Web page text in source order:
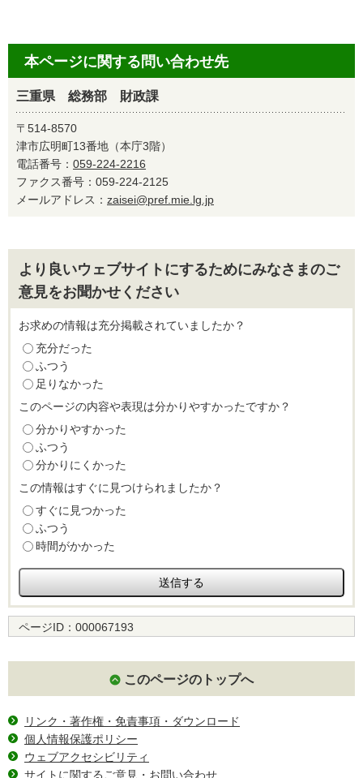
本ページに関する問い合わせ先
三重県 総務部 財政課
〒514-8570
津市広明町13番地（本庁3階）
電話番号： 059-224-2216
ファクス番号：059-224-2125
メールアドレス： zaisei@pref.mie.lg.jp
より良いウェブサイトにするためにみなさまのご
意見をお聞かせください
お求めの情報は充分掲載されていましたか？
充分だった
ふつう
足りなかった
このページの内容や表現は分かりやすかったですか？
分かりやすかった
ふつう
分かりにくかった
この情報はすぐに見つけられましたか？
すぐに見つかった
ふつう
時間がかかった
ページID： 000067193
このページのトップへ
リンク・著作権・免責事項・ダウンロード
個人情報保護ポリシー
ウェブアクセシビリティ
サイトに関するご意見・お問い合わせ